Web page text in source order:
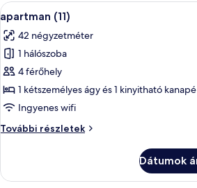
A
következő
szoba
összes
képének
megtekintése:
apartman
Egy
10
apartman (11)
42 négyzetméter
1 hálószoba
4 férőhely
1 kétszemélyes ágy és 1 kinyitható
Ingyenes wifi
További részletek
apartman
Dátumok